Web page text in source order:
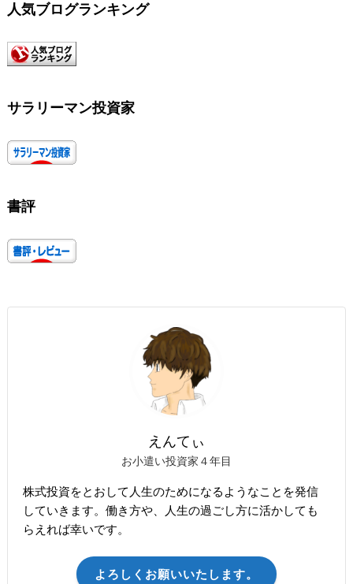
人気ブログランキング
サラリーマン投資家
書評
えんてぃ
お小遣い投資家４年目
株式投資をとおして人生のためになるようなことを発信
していきます。働き方や、人生の過ごし方に活かしても
らえれば幸いです。
よろしくお願いいたします。